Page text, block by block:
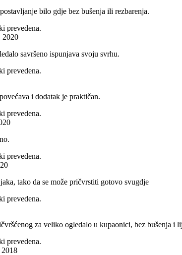
bilo gdje bez bušenja ili rezbarenja.
prevedena.
2020
savršeno ispunjava svoju svrhu.
prevedena.
i dodatak je praktičan.
prevedena.
prevedena.
tako da se može pričvrstiti gotovo svugdje
prevedena.
za veliko ogledalo u kupaonici, bez bušenja i
prevedena.
2018